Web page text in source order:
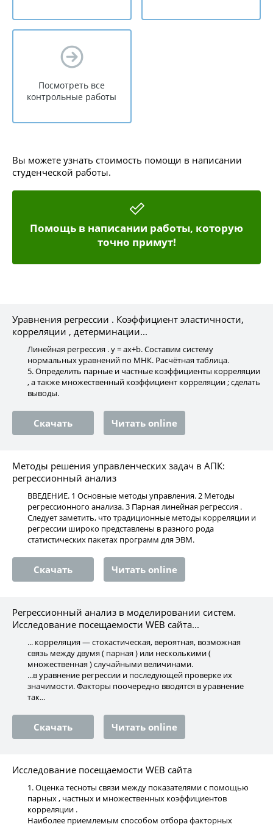
Посмотреть все
контрольные работы
Вы можете узнать стоимость помощи в написании
студенческой работы.
Помощь в написании работы, которую
точно примут!
Уравнения регрессии . Коэффициент эластичности,
корреляции , детерминации...
Линейная регрессия . y = ax+b. Cоставим систему
нормальных уравнений по МНК. Расчётная таблица.
5. Определить парные и частные коэффициенты корреляции
, а также множественный коэффициент корреляции ; сделать
выводы.
Скачать Читать online
Методы решения управленческих задач в АПК:
регрессионный анализ
ВВЕДЕНИЕ. 1 Основные методы управления. 2 Методы
регрессионного анализа. 3 Парная линейная регрессия .
Следует заметить, что традиционные методы корреляции и
регрессии широко представлены в разного рода
статистических пакетах программ для ЭВМ.
Скачать Читать online
Регрессионный анализ в моделировании систем.
Исследование посещаемости WEB сайта...
... корреляция — стохастическая, вероятная, возможная
связь между двумя ( парная ) или несколькими (
множественная ) случайными величинами.
...в уравнение регрессии и последующей проверке их
значимости. Факторы поочередно вводятся в уравнение
так...
Скачать Читать online
Исследование посещаемости WEB сайта
1. Оценка тесноты связи между показателями с помощью
парных , частных и множественных коэффициентов
корреляции .
Наиболее приемлемым способом отбора факторных